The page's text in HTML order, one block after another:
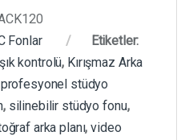
Fonlar
Etiketler:
kontrolü, Kırışmaz Arka
profesyonel stüdyo
, silinebilir stüdyo fonu,
arka planı,video